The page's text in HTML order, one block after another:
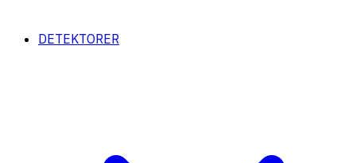
DETEKTORER